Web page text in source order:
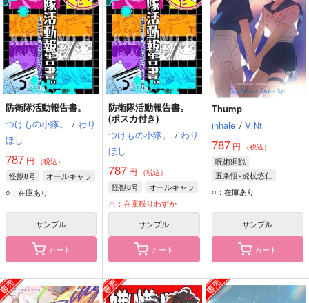
防衛隊活動報告書。
つけもの小隊。
/ わり
ぼし
787 円 （税込）
怪獣8号
オールキャラ
○：在庫あり
サンプル
カート
防衛隊活動報告書。
(ポスカ付き)
つけもの小隊。
/ わり
ぼし
787 円 （税込）
怪獣8号
オールキャラ
△：在庫残りわずか
サンプル
カート
Thump
inhale / ViNt
787円 （税込）
呪術廻戦
五条悟×虎杖悠仁
五条悟
虎杖悠仁
○：在庫あり
サンプル
カート